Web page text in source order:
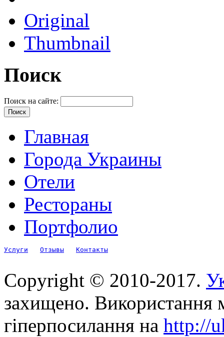
Original
Thumbnail
Поиск
Поиск на сайте:
Главная
Города Украины
Отели
Рестораны
Портфолио
Услуги Отзывы Контакты
Copyright © 2010-2017.
захищено. Використання
гіперпосилання на http://